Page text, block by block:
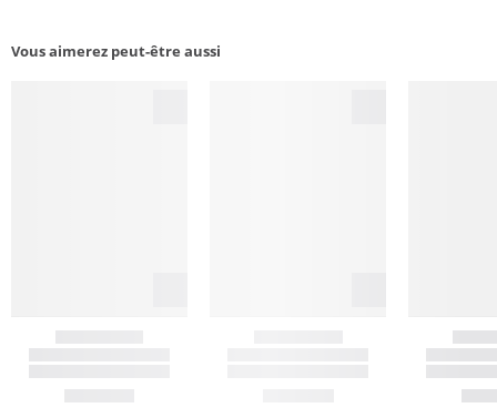
Vous aimerez peut-être aussi